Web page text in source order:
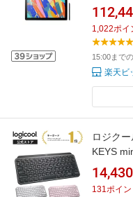
1,022ポイ
15:00まで
楽天ビ
ロジク
KEYS
線 テン
14,430
131ポイン